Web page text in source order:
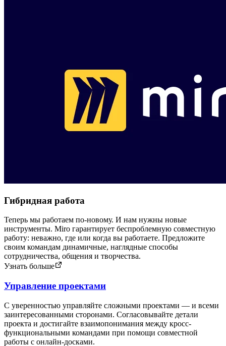
Гибридная работа
Теперь мы работаем по-новому. И нам нужны новые
инструменты. Miro гарантирует беспроблемную совместную
работу: неважно, где или когда вы работаете. Предложите
своим командам динамичные, наглядные способы
сотрудничества, общения и творчества.
Узнать больше
Управление проектами
С уверенностью управляйте сложными проектами — и всеми
заинтересованными сторонами. Согласовывайте детали
проекта и достигайте взаимопонимания между кросс-
функциональными командами при помощи совместной
работы с онлайн-досками.